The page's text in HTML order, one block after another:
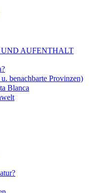
UND AUFENTHALT
benachbarte Provinzen)
Blanca